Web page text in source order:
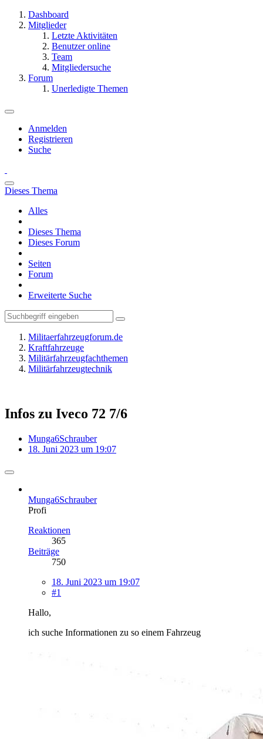
Dashboard
Mitglieder
Letzte Aktivitäten
Benutzer online
Team
Mitgliedersuche
Forum
Unerledigte Themen
Anmelden
Registrieren
Suche
Dieses Thema
Alles
Dieses Thema
Dieses Forum
Seiten
Forum
Erweiterte Suche
Militaerfahrzeugforum.de
Kraftfahrzeuge
Militärfahrzeugfachthemen
Militärfahrzeugtechnik
Infos zu Iveco 72 7/6
Munga6Schrauber
18. Juni 2023 um 19:07
Munga6Schrauber
Profi
Reaktionen
365
Beiträge
750
18. Juni 2023 um 19:07
#1
Hallo,
ich suche Informationen zu so einem Fahrzeug